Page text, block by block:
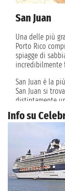
08:00 -
giovedì
08:00 -
venerdì 5
sabato 6
08:00 -
San Juan
Una delle più
Porto Rico
spiagge di
incredibilmente
San Juan è la
San Juan si
distintamente
militari
una zona
musei. San
spagnola
un'influenza
festosi, come
Info su